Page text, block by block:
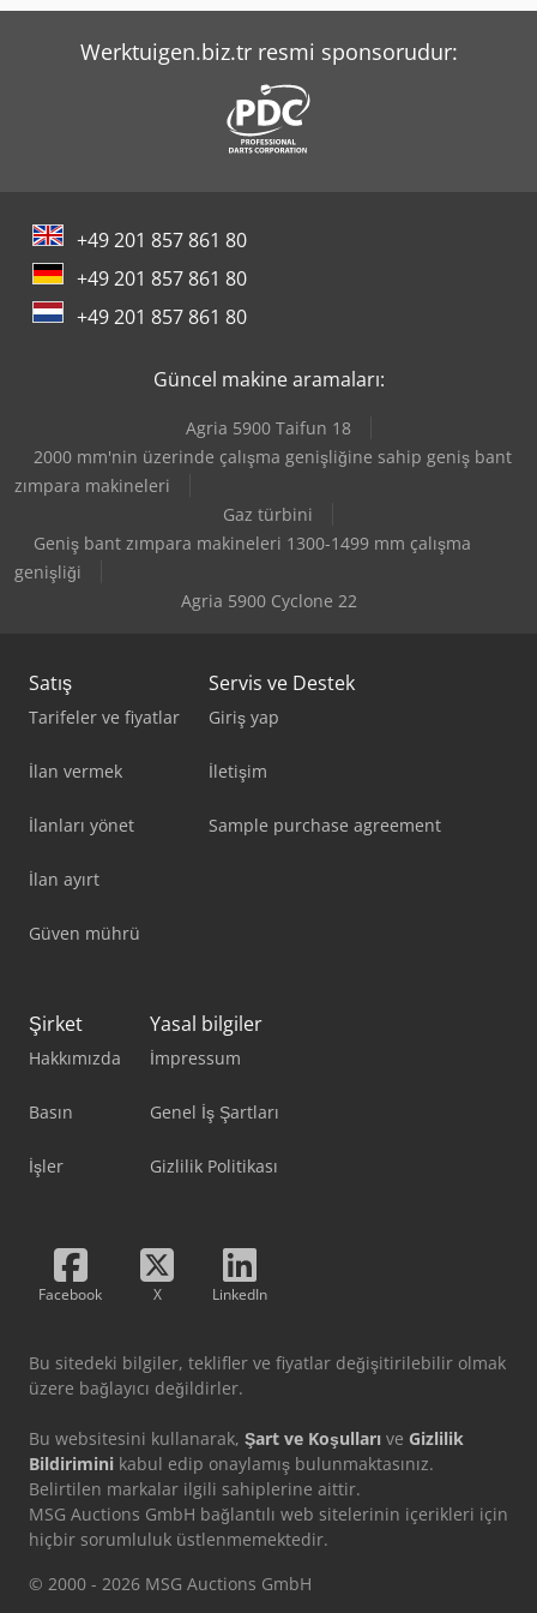
Still Rx 70-25
Tec Freetec
Werktuigen.biz.tr resmi sponsorudur:
+49 201 857 861 80
+49 201 857 861 80
+49 201 857 861 80
Güncel makine aramaları:
Agria 5900 Taifun 18
2000 mm'nin üzerinde çalışma genişliğine sahip geniş bant
zımpara makineleri
Gaz türbini
Geniş bant zımpara makineleri 1300-1499 mm çalışma
genişliği
Agria 5900 Cyclone 22
Satış
Tarifeler ve fiyatlar
İlan vermek
İlanları yönet
İlan ayırt
Güven mührü
Servis ve Destek
Giriş yap
İletişim
Sample purchase agreement
Şirket
Hakkımızda
Basın
İşler
Yasal bilgiler
İmpressum
Genel İş Şartları
Gizlilik Politikası
Facebook X LinkedIn
Bu sitedeki bilgiler, teklifler ve fiyatlar değişitirilebilir olmak
üzere bağlayıcı değildirler.
Bu websitesini kullanarak, Şart ve Koşulları ve Gizlilik
Bildirimini kabul edip onaylamış bulunmaktasınız.
Belirtilen markalar ilgili sahiplerine aittir.
MSG Auctions GmbH bağlantılı web sitelerinin içerikleri için
hiçbir sorumluluk üstlenmemektedir.
© 2000 - 2026 MSG Auctions GmbH